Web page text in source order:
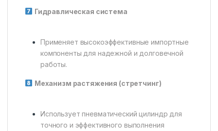
Гидравлическая система
Применяет высокоэффективные импортные
компоненты для надежной и долговечной
работы.
Механизм растяжения (стретчинг)
Использует пневматический цилиндр для
точного и эффективного выполнения